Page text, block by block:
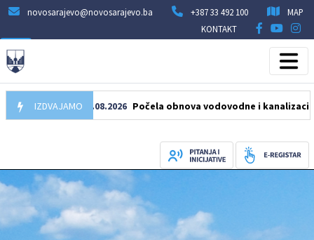
novosarajevo@novosarajevo.ba +387 33 492 100
MAP
KONTAKT
IZDVAJAMO
05.08.2026 Počela obnova vodovodne i kanalizacione